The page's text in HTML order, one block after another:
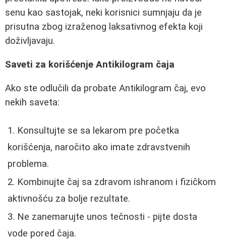
senu kao sastojak, neki korisnici sumnjaju da je
prisutna zbog izraženog laksativnog efekta koji
doživljavaju.
Saveti za korišćenje Antikilogram čaja
Ako ste odlučili da probate Antikilogram čaj, evo
nekih saveta:
Konsultujte se sa lekarom pre početka
korišćenja, naročito ako imate zdravstvenih
problema.
Kombinujte čaj sa zdravom ishranom i fizičkom
aktivnošću za bolje rezultate.
Ne zanemarujte unos tečnosti - pijte dosta
vode pored čaja.